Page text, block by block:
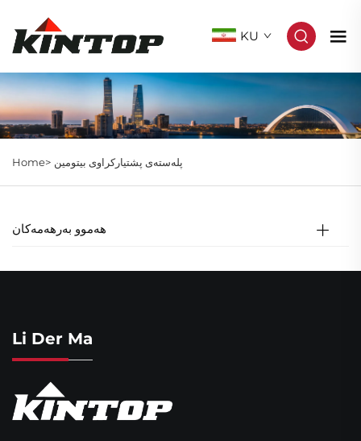
KU
Home> پلەستەی پشتیارکراوی بیتومین
هەموو بەرهەمەکان
Li Der Ma